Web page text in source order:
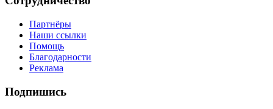
Партнёры
Наши ссылки
Помощь
Благодарности
Реклама
Подпишись